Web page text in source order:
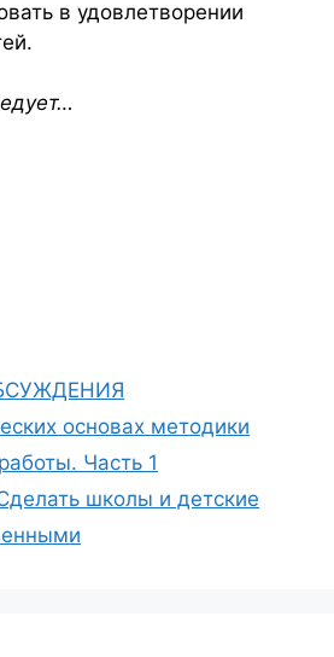
в удовлетворении
основах методики
Часть 1
школы и детские